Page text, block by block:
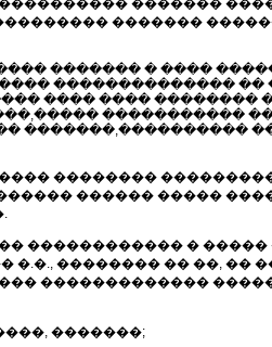
�������
�������
������� � ����
��������������
���� ���� ��������
�����������
�������,����������
��������
������ �����
������������ �
�.�., �������� �� ��, ��
�������������
�������;